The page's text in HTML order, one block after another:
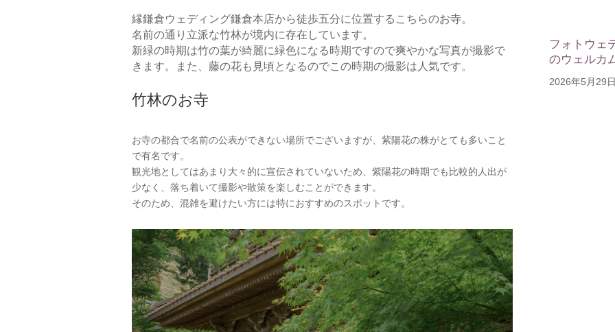
縁鎌倉ウェディング鎌倉本店から徒歩五分に位置するこちらのお寺。
名前の通り立派な竹林が境内に存在しています。
新緑の時期は竹の葉が綺麗に緑色になる時期ですので爽やかな写真が撮影で
きます。また、藤の花も見頃となるのでこの時期の撮影は人気です。
竹林のお寺
お寺の都合で名前の公表ができない場所でございますが、紫陽花の株がとても多いこと
で有名です。
観光地としてはあまり大々的に宣伝されていないため、紫陽花の時期でも比較的人出が
少なく、落ち着いて撮影や散策を楽しむことができます。
そのため、混雑を避けたい方には特におすすめのスポットです。
フォトウェ
のウェルカ
2026年5月29日